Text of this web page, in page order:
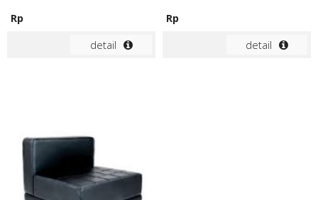
Rp
detail
Rp
detail